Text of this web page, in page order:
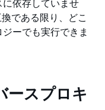
依存していませ
である限り、どこ
ーでも実行できま
ースプロキ